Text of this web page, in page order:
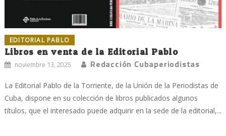
EDITORIAL PABLO
Libros en venta de la Editorial Pablo
noviembre 13, 2025 Redacción Cubaperiodistas
La Editorial Pablo de la Torriente, de la Unión de la Periodistas de
Cuba, dispone en su colección de libros publicados algunos
títulos, que el interesado puede adquirir en la sede de la editorial,...